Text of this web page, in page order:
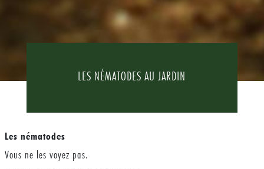
LES NÉMATODES AU JARDIN
Les nématodes
Vous ne les voyez pas.